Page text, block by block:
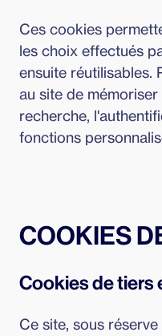
Ces cookies
les choix effectués
ensuite réutilisables.
au site de
recherche,
fonctions
COOKIES
Cookies de tiers
Ce site, sous